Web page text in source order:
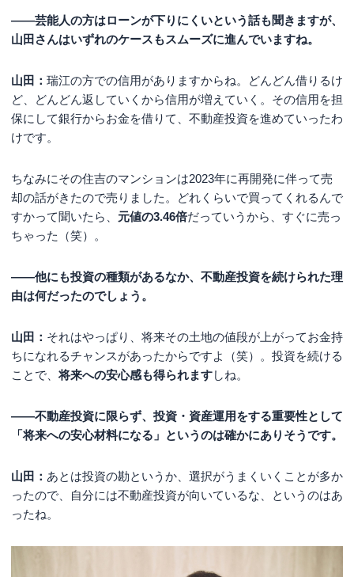
――芸能人の方はローンが下りにくいという話も聞きますが、
山田さんはいずれのケースもスムーズに進んでいますね。
山田： 瑞江の方での信用がありますからね。どんどん借りるけ
ど、どんどん返していくから信用が増えていく。その信用を担
保にして銀行からお金を借りて、不動産投資を進めていったわ
けです。
ちなみにその住吉のマンションは2023年に再開発に伴って売
却の話がきたので売りました。どれくらいで買ってくれるんで
すかって聞いたら、 元値の3.46倍だっていうから、すぐに売っ
ちゃった（笑）。
――他にも投資の種類があるなか、不動産投資を続けられた理
由は何だったのでしょう。
山田： それはやっぱり、将来その土地の値段が上がってお金持
ちになれるチャンスがあったからですよ（笑）。投資を続ける
ことで、将来への安心感も得られますしね。
――不動産投資に限らず、投資・資産運用をする重要性として
「将来への安心材料になる」というのは確かにありそうです。
山田： あとは投資の勘というか、選択がうまくいくことが多か
ったので、自分には不動産投資が向いているな、というのはあ
ったね。